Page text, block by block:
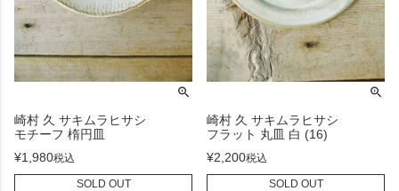
崎村 久 サキムラヒサシ
モチーフ 楕円皿
¥1,980税込
SOLD OUT
崎村 久 サキムラヒサシ
フラット 丸皿 白 (16)
¥2,200税込
SOLD OUT